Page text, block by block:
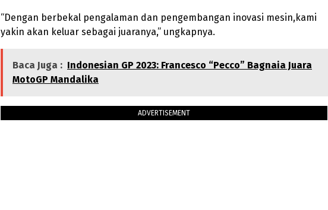
“Dengan berbekal pengalaman dan pengembangan inovasi mesin,kami
yakin akan keluar sebagai juaranya,” ungkapnya.
Baca Juga : Indonesian GP 2023: Francesco “Pecco” Bagnaia Juara
MotoGP Mandalika
ADVERTISEMENT